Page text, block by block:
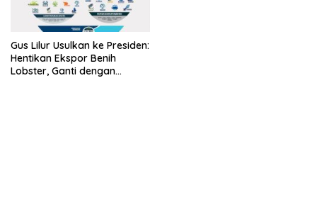
Gus Lilur Usulkan ke Presiden:
Hentikan Ekspor Benih
Lobster, Ganti dengan